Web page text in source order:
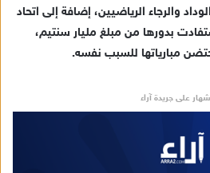
والرجاء الرياضيين، إضافة إلى اتحاد
بدورها من مبلغ مليار سنتيم،
مبارياتها للسبب نفسه.
على جريدة آراء